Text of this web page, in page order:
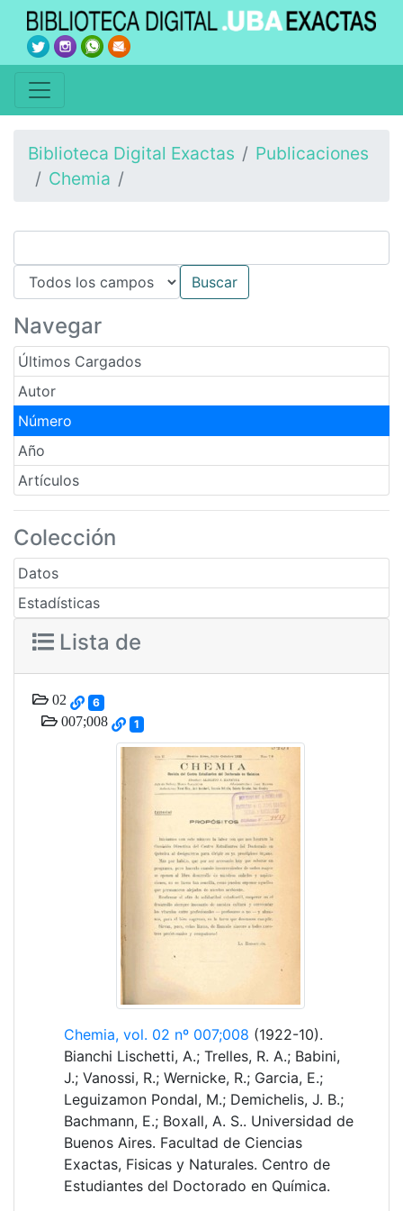
Biblioteca Digital Exactas
Publicaciones
Chemia
Navegar
Últimos Cargados
Autor
Número
Año
Artículos
Colección
Datos
Estadísticas
Lista de
02 6
007;008 1
Chemia, vol. 02 nº 007;008 (1922-10).
Bianchi Lischetti, A.; Trelles, R. A.; Babini,
J.; Vanossi, R.; Wernicke, R.; Garcia, E.;
Leguizamon Pondal, M.; Demichelis, J. B.;
Bachmann, E.; Boxall, A. S.. Universidad de
Buenos Aires. Facultad de Ciencias
Exactas, Fisicas y Naturales. Centro de
Estudiantes del Doctorado en Química.